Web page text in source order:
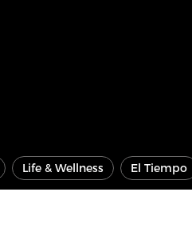
Life & Wellness El Tiempo